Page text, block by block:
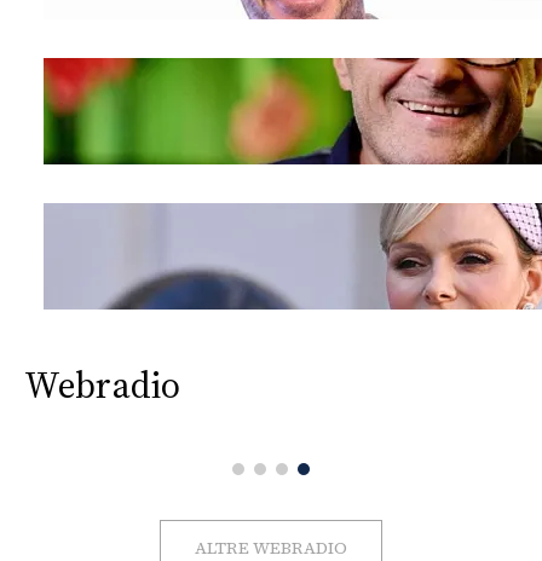
Webradio
ALTRE WEBRADIO